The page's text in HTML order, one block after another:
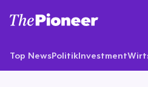
Top NewsPolitikInvestment